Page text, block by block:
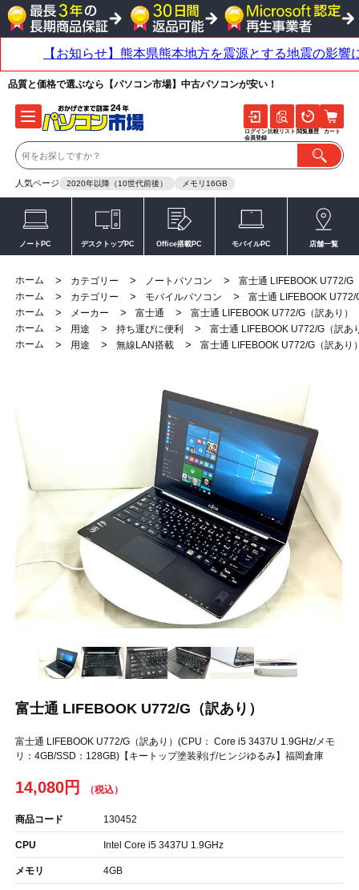
品質と価格で選ぶなら【パソコン市場】中古パソコンが安い！
人気ページ 2020年以降（10世代前後） メモリ16GB
ログイン
会員登録
比較リスト 閲覧履歴 カート
ノートPC デスクトップPC Office搭載PC モバイルPC 店舗一覧
ホーム > カテゴリー > ノートパソコン >
富士通 LIFEBOOK U772/G
ホーム
> カテゴリー > モバイルパソコン >
富士通 LIFEBOOK U772/
ホーム
> メーカー > 富士通 >
富士通 LIFEBOOK U772/G（訳あり）
ホーム
> 用途 > 持ち運びに便利 >
富士通 LIFEBOOK U772/G（訳あ
ホーム
> 用途 > 無線LAN搭載 > 富士通 LIFEBOOK U772/G（訳あり
富士通 LIFEBOOK U772/G（訳あり）
富士通 LIFEBOOK U772/G（訳あり）(CPU： Core i5 3437U 1.9GHz/メモ
リ：4GB/SSD：128GB)【キートップ塗装剥げ/ヒンジゆるみ】福岡倉庫
14,080円
商品コード 130452
CPU Intel Core i5 3437U 1.9GHz
メモリ 4GB